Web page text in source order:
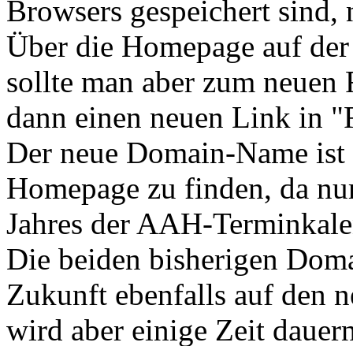
Browsers gespeichert
Über die Homepage auf
sollte man aber zum
dann einen neuen Link in
Der neue Domain-Name
Homepage zu finden, da
Jahres der AAH-
Die beiden bisherigen
Zukunft ebenfalls auf den
wird aber einige Zeit